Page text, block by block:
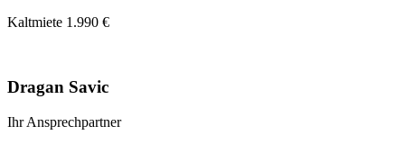
Kaltmiete 1.990 €
Dragan Savic
Ihr Ansprechpartner